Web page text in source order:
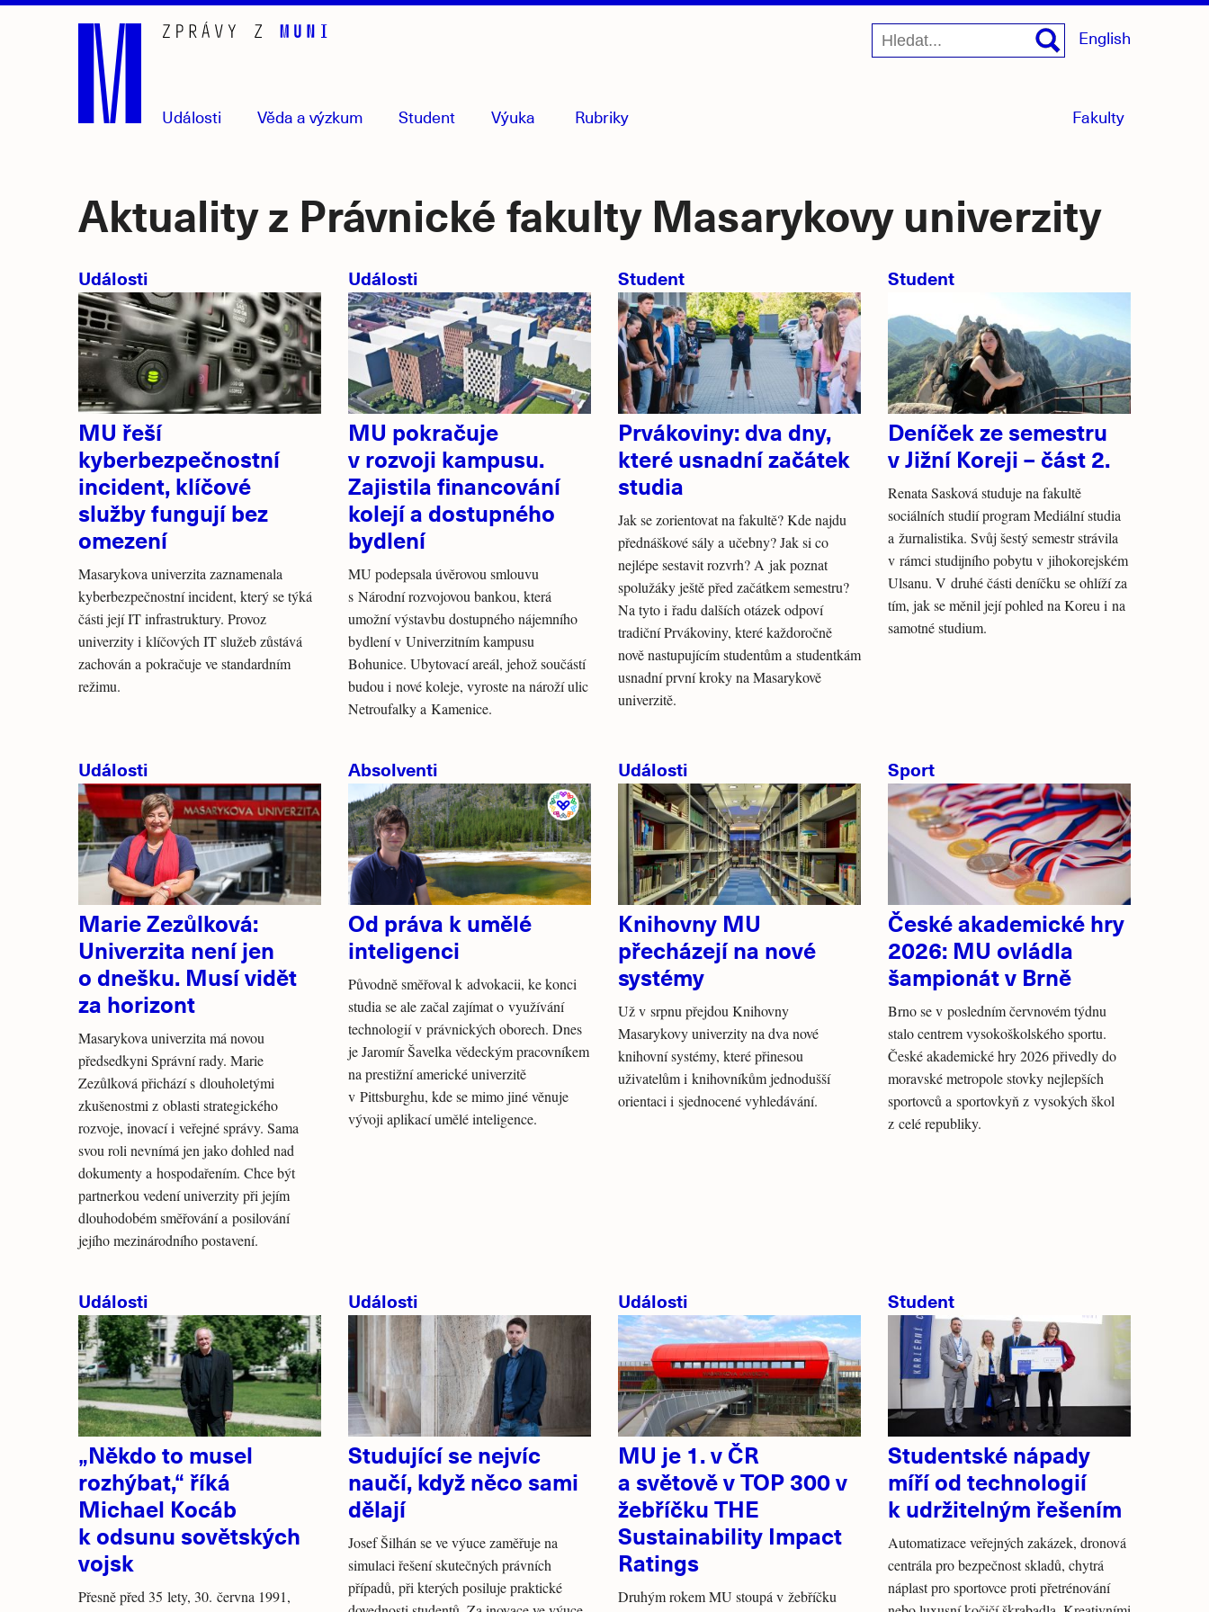
Události Věda a výzkum Student Výuka Rubriky Fakultymenu
English
Aktuality z Právnické fakulty Masarykovy univerzity
Události
MU řeší
kyberbezpečnostní
incident, klíčové
služby fungují bez
omezení
Masarykova univerzita zaznamenala
kyberbezpečnostní incident, který se týká
části její IT infrastruktury. Provoz
univerzity i klíčových IT služeb zůstává
zachován a pokračuje ve standardním
režimu.
Události
MU pokračuje
v rozvoji kampusu.
Zajistila financování
kolejí a dostupného
bydlení
MU podepsala úvěrovou smlouvu
s Národní rozvojovou bankou, která
umožní výstavbu dostupného nájemního
bydlení v Univerzitním kampusu
Bohunice. Ubytovací areál, jehož součástí
budou i nové koleje, vyroste na nároží ulic
Netroufalky a Kamenice.
Student
Prvákoviny: dva dny,
které usnadní začátek
studia
Jak se zorientovat na fakultě? Kde najdu
přednáškové sály a učebny? Jak si co
nejlépe sestavit rozvrh? A jak poznat
spolužáky ještě před začátkem semestru?
Na tyto i řadu dalších otázek odpoví
tradiční Prvákoviny, které každoročně
nově nastupujícím studentům a studentkám
usnadní první kroky na Masarykově
univerzitě.
Student
Deníček ze semestru
v Jižní Koreji – část 2.
Renata Sasková studuje na fakultě
sociálních studií program Mediální studia
a žurnalistika. Svůj šestý semestr strávila
v rámci studijního pobytu v jihokorejském
Ulsanu. V druhé části deníčku se ohlíží za
tím, jak se měnil její pohled na Koreu i na
samotné studium.
Události
Marie Zezůlková:
Univerzita není jen
o dnešku. Musí vidět
za horizont
Masarykova univerzita má novou
předsedkyni Správní rady. Marie
Zezůlková přichází s dlouholetými
zkušenostmi z oblasti strategického
rozvoje, inovací i veřejné správy. Sama
svou roli nevnímá jen jako dohled nad
dokumenty a hospodařením. Chce být
partnerkou vedení univerzity při jejím
dlouhodobém směřování a posilování
jejího mezinárodního postavení.
Absolventi
Od práva k umělé
inteligenci
Původně směřoval k advokacii, ke konci
studia se ale začal zajímat o využívání
technologií v právnických oborech. Dnes
je Jaromír Šavelka vědeckým pracovníkem
na prestižní americké univerzitě
v Pittsburghu, kde se mimo jiné věnuje
vývoji aplikací umělé inteligence.
Události
Knihovny MU
přecházejí na nové
systémy
Už v srpnu přejdou Knihovny
Masarykovy univerzity na dva nové
knihovní systémy, které přinesou
uživatelům i knihovníkům jednodušší
orientaci i sjednocené vyhledávání.
Sport
České akademické hry
2026: MU ovládla
šampionát v Brně
Brno se v posledním červnovém týdnu
stalo centrem vysokoškolského sportu.
České akademické hry 2026 přivedly do
moravské metropole stovky nejlepších
sportovců a sportovkyň z vysokých škol
z celé republiky.
Události
„Někdo to musel
rozhýbat,“ říká
Michael Kocáb
k odsunu sovětských
vojsk
Přesně před 35 lety, 30. června 1991,
Události
Studující se nejvíc
naučí, když něco sami
dělají
Josef Šilhán se ve výuce zaměřuje na
simulaci řešení skutečných právních
případů, při kterých posiluje praktické
Události
MU je 1. v ČR
a světově v TOP 300 v
žebříčku THE
Sustainability Impact
Ratings
Druhým rokem MU stoupá v žebříčku
Student
Studentské nápady
míří od technologií
k udržitelným řešením
Automatizace veřejných zakázek, dronová
centrála pro bezpečnost skladů, chytrá
náplast pro sportovce proti přetrénování